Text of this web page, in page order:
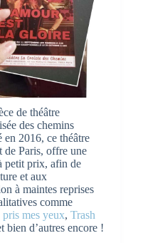
de théâtre
des chemins
en 2016, ce théâtre
de Paris, offre une
petit prix, afin de
et aux
à maintes reprises
comme
mes yeux, Trash
bien d’autres encore !